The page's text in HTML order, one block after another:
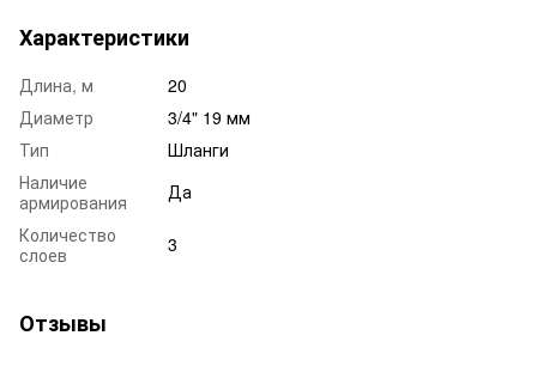
Характеристики
Длина, м
20
Диаметр
3/4" 19 мм
Тип
Шланги
Наличие
армирования
Да
Количество
слоев
3
Отзывы